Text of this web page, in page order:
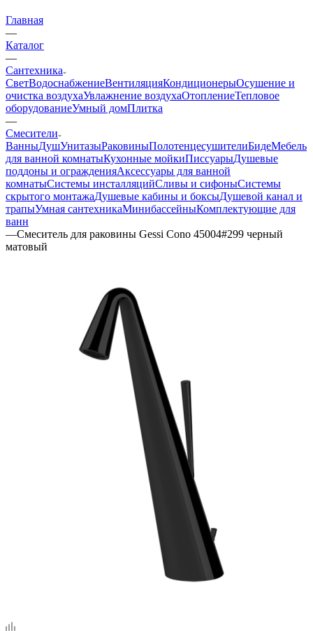
Главная
—
Каталог
—
Сантехника
СветВодоснабжениеВентиляцияКондиционерыОсушение и
очистка воздухаУвлажнение воздухаОтоплениеТепловое
оборудованиеУмный домПлитка
—
Смесители
ВанныДушУнитазыРаковиныПолотенцесушителиБидеМебель
для ванной комнатыКухонные мойкиПиссуарыДушевые
поддоны и огражденияАксессуары для ванной
комнатыСистемы инсталляцийСливы и сифоныСистемы
скрытого монтажаДушевые кабины и боксыДушевой канал и
трапыУмная сантехникаМинибассейныКомплектующие для
ванн
—Смеситель для раковины Gessi Cono 45004#299 черный
матовый